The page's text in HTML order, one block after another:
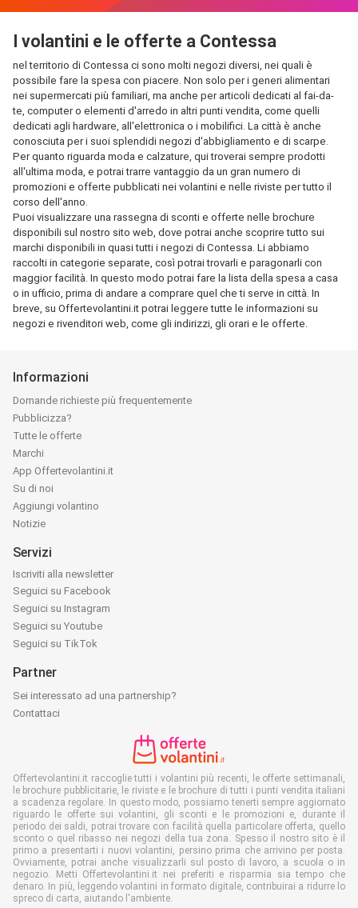
I volantini e le offerte a Contessa
nel territorio di Contessa ci sono molti negozi diversi, nei quali è
possibile fare la spesa con piacere. Non solo per i generi alimentari
nei supermercati più familiari, ma anche per articoli dedicati al fai-da-
te, computer o elementi d'arredo in altri punti vendita, come quelli
dedicati agli hardware, all'elettronica o i mobilifici. La città è anche
conosciuta per i suoi splendidi negozi d'abbigliamento e di scarpe.
Per quanto riguarda moda e calzature, qui troverai sempre prodotti
all'ultima moda, e potrai trarre vantaggio da un gran numero di
promozioni e offerte pubblicati nei volantini e nelle riviste per tutto il
corso dell'anno.
Puoi visualizzare una rassegna di sconti e offerte nelle brochure
disponibili sul nostro sito web, dove potrai anche scoprire tutto sui
marchi disponibili in quasi tutti i negozi di Contessa. Li abbiamo
raccolti in categorie separate, così potrai trovarli e paragonarli con
maggior facilità. In questo modo potrai fare la lista della spesa a casa
o in ufficio, prima di andare a comprare quel che ti serve in città. In
breve, su Offertevolantini.it potrai leggere tutte le informazioni su
negozi e rivenditori web, come gli indirizzi, gli orari e le offerte.
Informazioni
Domande richieste più frequentemente
Pubblicizza?
Tutte le offerte
Marchi
App Offertevolantini.it
Su di noi
Aggiungi volantino
Notizie
Servizi
Iscriviti alla newsletter
Seguici su Facebook
Seguici su Instagram
Seguici su Youtube
Seguici su TikTok
Partner
Sei interessato ad una partnership?
Contattaci
Offertevolantini.it raccoglie tutti i volantini più recenti, le offerte settimanali,
le brochure pubblicitarie, le riviste e le brochure di tutti i punti vendita italiani
a scadenza regolare. In questo modo, possiamo tenerti sempre aggiornato
riguardo le offerte sui volantini, gli sconti e le promozioni e, durante il
periodo dei saldi, potrai trovare con facilità quella particolare offerta, quello
sconto o quel ribasso nei negozi della tua zona. Spesso il nostro sito è il
primo a presentarti i nuovi volantini, persino prima che arrivino per posta.
Ovviamente, potrai anche visualizzarli sul posto di lavoro, a scuola o in
negozio. Metti Offertevolantini.it nei preferiti e risparmia sia tempo che
denaro. In più, leggendo volantini in formato digitale, contribuirai a ridurre lo
spreco di carta, aiutando l'ambiente.